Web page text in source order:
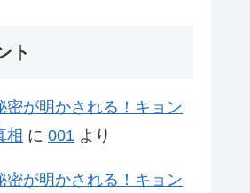
ト
密が明かされる！キョン
相 に 001 より
密が明かされる！キョン